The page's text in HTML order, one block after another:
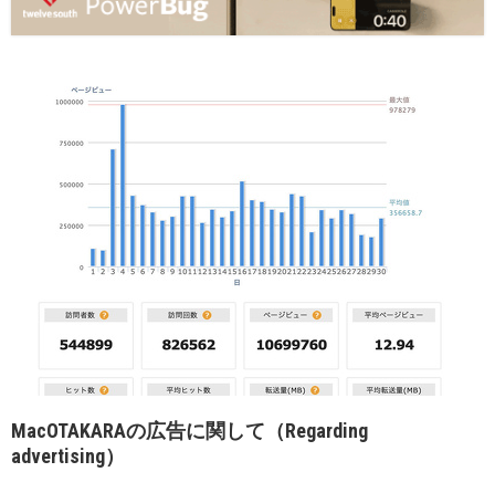
MacOTAKARAの広告に関して（Regarding
advertising）